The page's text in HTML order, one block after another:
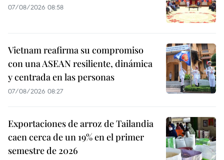
07/08/2026 08:58
Vietnam reafirma su compromiso
con una ASEAN resiliente, dinámica
y centrada en las personas
07/08/2026 08:27
Exportaciones de arroz de Tailandia
caen cerca de un 19% en el primer
semestre de 2026